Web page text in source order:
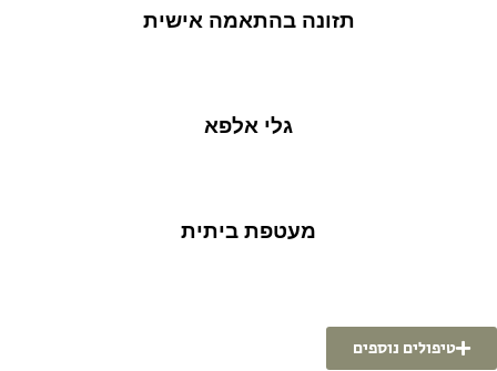
תזונה בהתאמה אישית
גלי אלפא
מעטפת ביתית
טיפולים נוספים